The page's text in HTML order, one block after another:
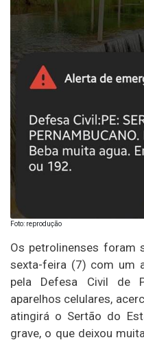
Foto: reprodução
Os petrolinenses foram
sexta-feira (7) com um
pela Defesa Civil de
aparelhos celulares,
atingirá o Sertão do
grave, o que deixou